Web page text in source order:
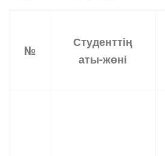
№
Студенттің
аты-жөні